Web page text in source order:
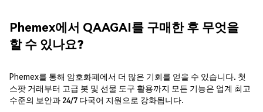
Phemex에서 QAAGAI를 구매한 후 무엇을
할 수 있나요?
Phemex를 통해 암호화폐에서 더 많은 기회를 얻을 수 있습니다. 첫
스팟 거래부터 고급 봇 및 선물 도구 활용까지 모든 기능은 업계 최고
수준의 보안과 24/7 다국어 지원으로 강화됩니다.